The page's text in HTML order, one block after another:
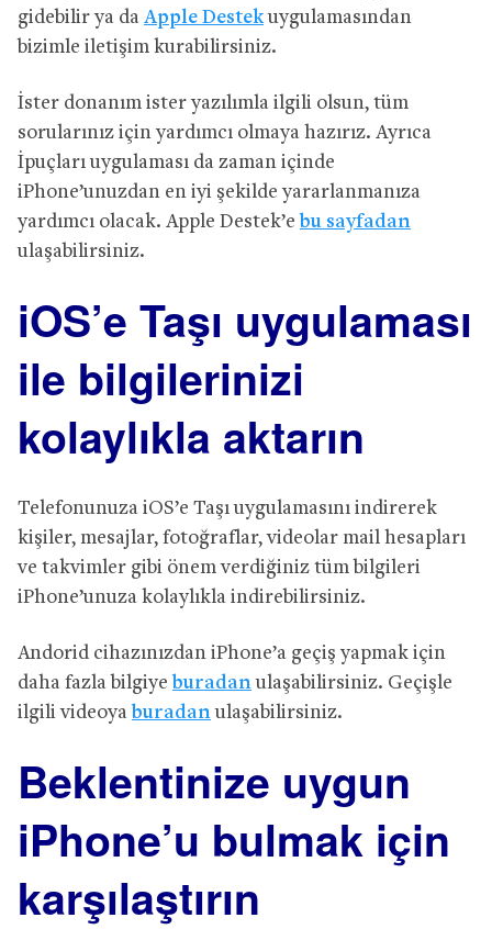
gidebilir ya da Apple Destekuygulamasından
bizimle iletişim kurabilirsiniz.
İster donanım ister yazılımla ilgili olsun, tüm
sorularınız için yardımcı olmaya hazırız. Ayrıca
İpuçları uygulaması da zaman içinde
iPhone’unuzdan en iyi şekilde yararlanmanıza
yardımcı olacak. Apple Destek’e bu sayfadan
ulaşabilirsiniz.
iOS’e Taşı uygulaması
ile bilgilerinizi
kolaylıkla aktarın
Telefonunuza iOS’e Taşı uygulamasını indirerek
kişiler, mesajlar, fotoğraflar, videolar mail hesapları
ve takvimler gibi önem verdiğiniz tüm bilgileri
iPhone’unuza kolaylıkla indirebilirsiniz.
Andorid cihazınızdan iPhone’a geçiş yapmak için
daha fazla bilgiye buradanulaşabilirsiniz. Geçişle
ilgili videoya buradanulaşabilirsiniz.
Beklentinize uygun
iPhone’u bulmak için
karşılaştırın